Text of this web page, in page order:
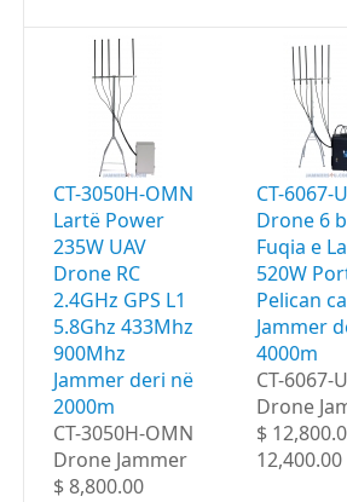
CT-3050H-OMN
Lartë Power
235W UAV
Drone RC
2.4GHz GPS L1
5.8Ghz 433Mhz
900Mhz
Jammer deri në
2000m
CT-3050H-OMN
Drone Jammer
$ 8,800.00
CT-6067-
Drone 6
Fuqia e
520W
Pelican
Jammer
4000m
CT-6067-
Drone
$
12,400.00